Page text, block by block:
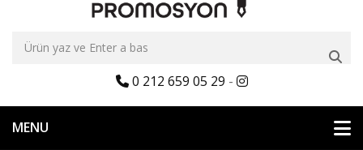
0 212 659 05 29 -
MENU